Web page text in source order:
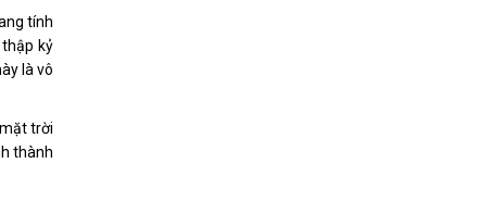
tính
kỷ
là vô
trời
thành